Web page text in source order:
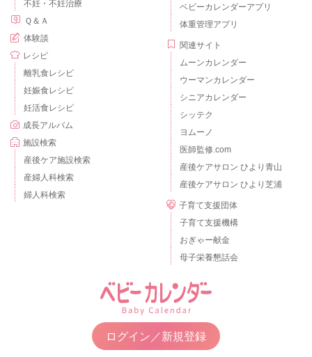
不妊・不妊治療
Ｑ＆Ａ
体験談
レシピ
離乳食レシピ
妊娠食レシピ
妊活食レシピ
成長アルバム
施設検索
産後ケア施設検索
産婦人科検索
婦人科検索
ベビーカレンダーアプリ
体重管理アプリ
関連サイト
ムーンカレンダー
ウーマンカレンダー
シニアカレンダー
シッテク
ヨムーノ
医師監修.com
産後ケアサロン ひより青山
産後ケアサロン ひより芝浦
子育て支援団体
子育て支援機構
おぎゃー献金
母子栄養懇話会
ログイン／新規登録